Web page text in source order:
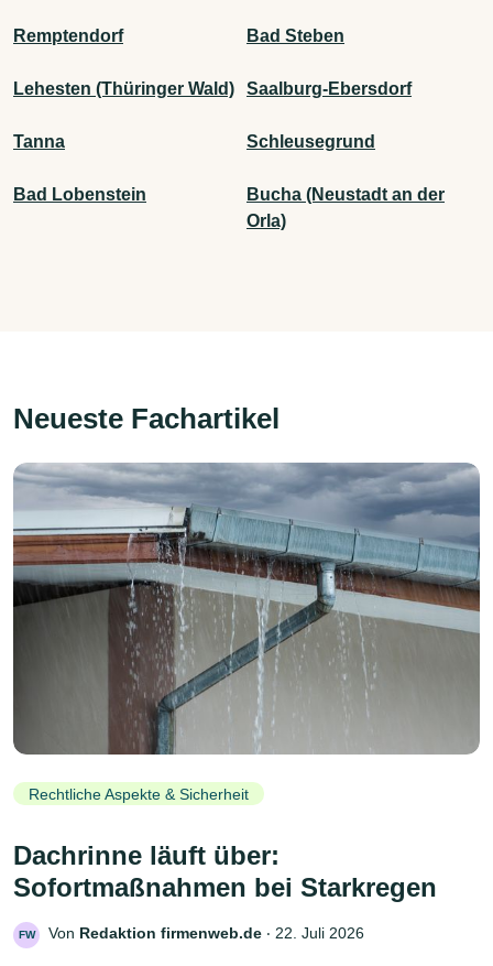
Remptendorf Bad Steben
Lehesten (Thüringer Wald) Saalburg-Ebersdorf
Tanna Schleusegrund
Bad Lobenstein
Bucha (Neustadt an der
Orla)
Neueste Fachartikel
Rechtliche Aspekte & Sicherheit
Dachrinne läuft über:
Sofortmaßnahmen bei Starkregen
FW Von Redaktion firmenweb.de ‧ 22. Juli 2026